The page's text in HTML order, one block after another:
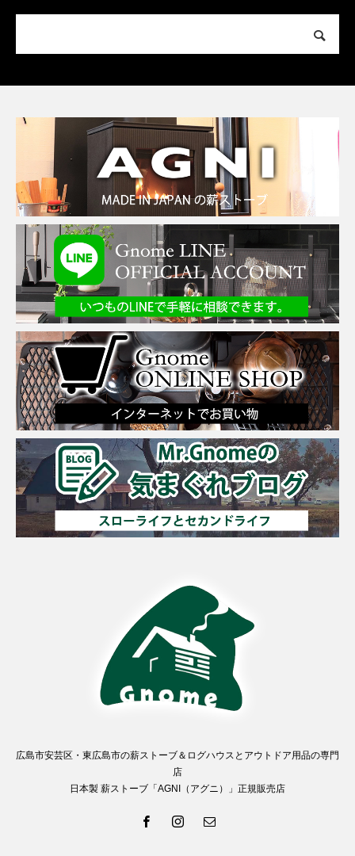
広島市安芸区・東広島市の薪ストーブ＆ログハウスとアウトドア用品の専門
店
日本製 薪ストーブ「AGNI（アグニ）」正規販売店